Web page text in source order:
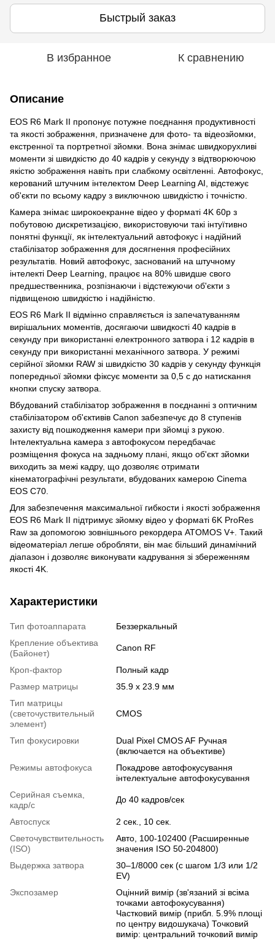
Быстрый заказ
В избранное К сравнению
Описание
EOS R6 Mark II пропонує потужне поєднання продуктивності
та якості зображення, призначене для фото- та відеозйомки,
екстренної та портретної зйомки. Вона знімає швидкорухливі
моменти зі швидкістю до 40 кадрів у секунду з відтворюючою
якістю зображення навіть при слабкому освітленні. Автофокус,
керований штучним інтелектом Deep Learning AI, відстежує
об'єкти по всьому кадру з виключною швидкістю і точністю.
Камера знімає широкоекранне відео у форматі 4K 60p з
побутовою дискретизацією, використовуючи такі інтуїтивно
понятні функції, як інтелектуальний автофокус і надійний
стабілізатор зображення для досягнення професійних
результатів. Новий автофокус, заснований на штучному
інтелекті Deep Learning, працює на 80% швидше свого
предшественника, розпізнаючи і відстежуючи об'єкти з
підвищеною швидкістю і надійністю.
EOS R6 Mark II відмінно справляється із запечатуванням
вирішальних моментів, досягаючи швидкості 40 кадрів в
секунду при використанні електронного затвора і 12 кадрів в
секунду при використанні механічного затвора. У режимі
серійної зйомки RAW зі швидкістю 30 кадрів у секунду функція
попередньої зйомки фіксує моменти за 0,5 с до натискання
кнопки спуску затвора.
Вбудований стабілізатор зображення в поєднанні з оптичним
стабілізатором об'єктивів Canon забезпечує до 8 ступенів
захисту від пошкодження камери при зйомці з рукою.
Інтелектуальна камера з автофокусом передбачає
розміщення фокуса на задньому плані, якщо об'єкт зйомки
виходить за межі кадру, що дозволяє отримати
кінематографічні результати, вбудованих камерою Cinema
EOS C70.
Для забезпечення максимальної гибкости і якості зображення
EOS R6 Mark II підтримує зйомку відео у форматі 6K ProRes
Raw за допомогою зовнішнього рекордера ATOMOS V+. Такий
відеоматеріал легше обробляти, він має більший динамічний
діапазон і дозволяє виконувати кадрування зі збереженням
якості 4K.
Характеристики
Тип фотоаппарата
Беззеркальный
Крепление объектива
(Байонет)
Canon RF
Кроп-фактор
Полный кадр
Размер матрицы
35.9 x 23.9 мм
Тип матрицы
(светочуствительный
элемент)
CMOS
Тип фокусировки
Dual Pixel CMOS AF Ручная
(включается на объективе)
Режимы автофокуса
Покадрове автофокусування
інтелектуальне автофокусування
Серийная съемка,
кадр/с
До 40 кадров/сек
Автоспуск
2 сек., 10 сек.
Светочувствительность
(ISO)
Авто, 100-102400 (Расширенные
значения ISO 50-204800)
Выдержка затвора
30–1/8000 сек (с шагом 1/3 или 1/2
EV)
Экспозамер
Оцінний вимір (зв'язаний зі всіма
точками автофокусування)
Частковий вимір (прибл. 5.9% площі
по центру видошукача) Точковий
вимір: центральний точковий вимір